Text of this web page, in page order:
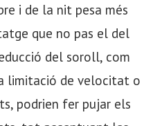
i de la nit pesa més
que no pas el del
del soroll, com
limitació de velocitat o
podrien fer pujar els